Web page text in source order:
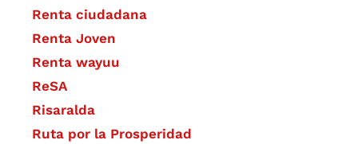
Renta ciudadana
Renta Joven
Renta wayuu
ReSA
Risaralda
Ruta por la Prosperidad